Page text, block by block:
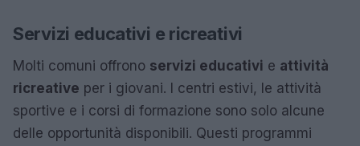
Servizi educativi e ricreativi
Molti comuni offrono servizi educativi e attività
ricreative per i giovani. I centri estivi, le attività
sportive e i corsi di formazione sono solo alcune
delle opportunità disponibili. Questi programmi